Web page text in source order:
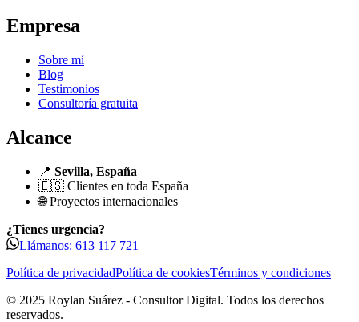
Empresa
Sobre mí
Blog
Testimonios
Consultoría gratuita
Alcance
📍 Sevilla, España
🇪🇸 Clientes en toda España
🌐 Proyectos internacionales
¿Tienes urgencia?
Llámanos: 613 117 721
Política de privacidadPolítica de cookiesTérminos y condiciones
© 2025 Roylan Suárez - Consultor Digital. Todos los derechos
reservados.